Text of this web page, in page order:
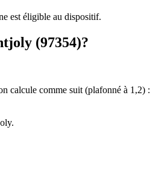
est éligible au dispositif.
(97354)?
calcule comme suit (plafonné à 1,2) :